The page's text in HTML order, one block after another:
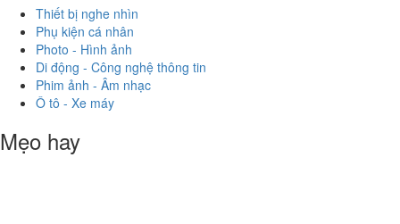
Thiết bị nghe nhìn
Phụ kiện cá nhân
Photo - Hình ảnh
Di động - Công nghệ thông tin
Phim ảnh - Âm nhạc
Ô tô - Xe máy
Mẹo hay